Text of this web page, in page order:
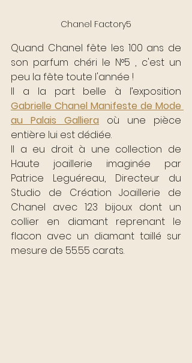
Chanel Factory5
Quand Chanel fête les 100 ans de
son parfum chéri le N°5 , c'est un
peu la fête toute l'année !
Gabrielle Chanel Manifeste de Mode
au Palais Galliera où une pièce
entière lui est dédiée.
Il a eu droit à une collection de
Haute joaillerie imaginée par
Patrice Leguéreau, Directeur du
Studio de Création Joaillerie de
Chanel avec 123 bijoux dont un
collier en diamant reprenant le
flacon avec un diamant taillé sur
mesure de 55.55 carats.